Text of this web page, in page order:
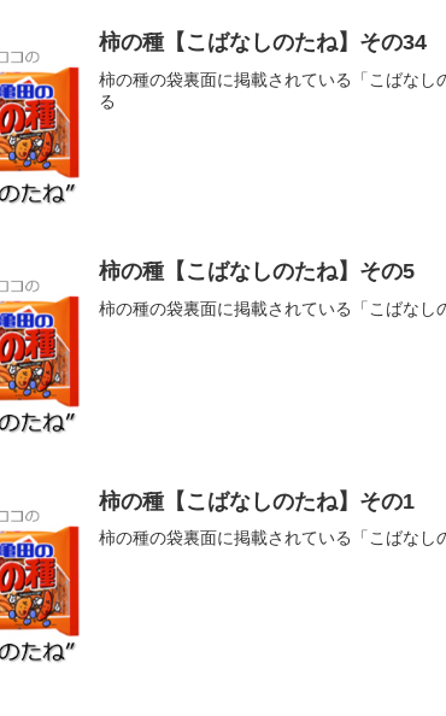
柿の種【こばなしのたね】その34
柿の種の袋裏面に掲載されている「こばな
る
柿の種【こばなしのたね】その5
柿の種の袋裏面に掲載されている「こばなし
柿の種【こばなしのたね】その1
柿の種の袋裏面に掲載されている「こばなし